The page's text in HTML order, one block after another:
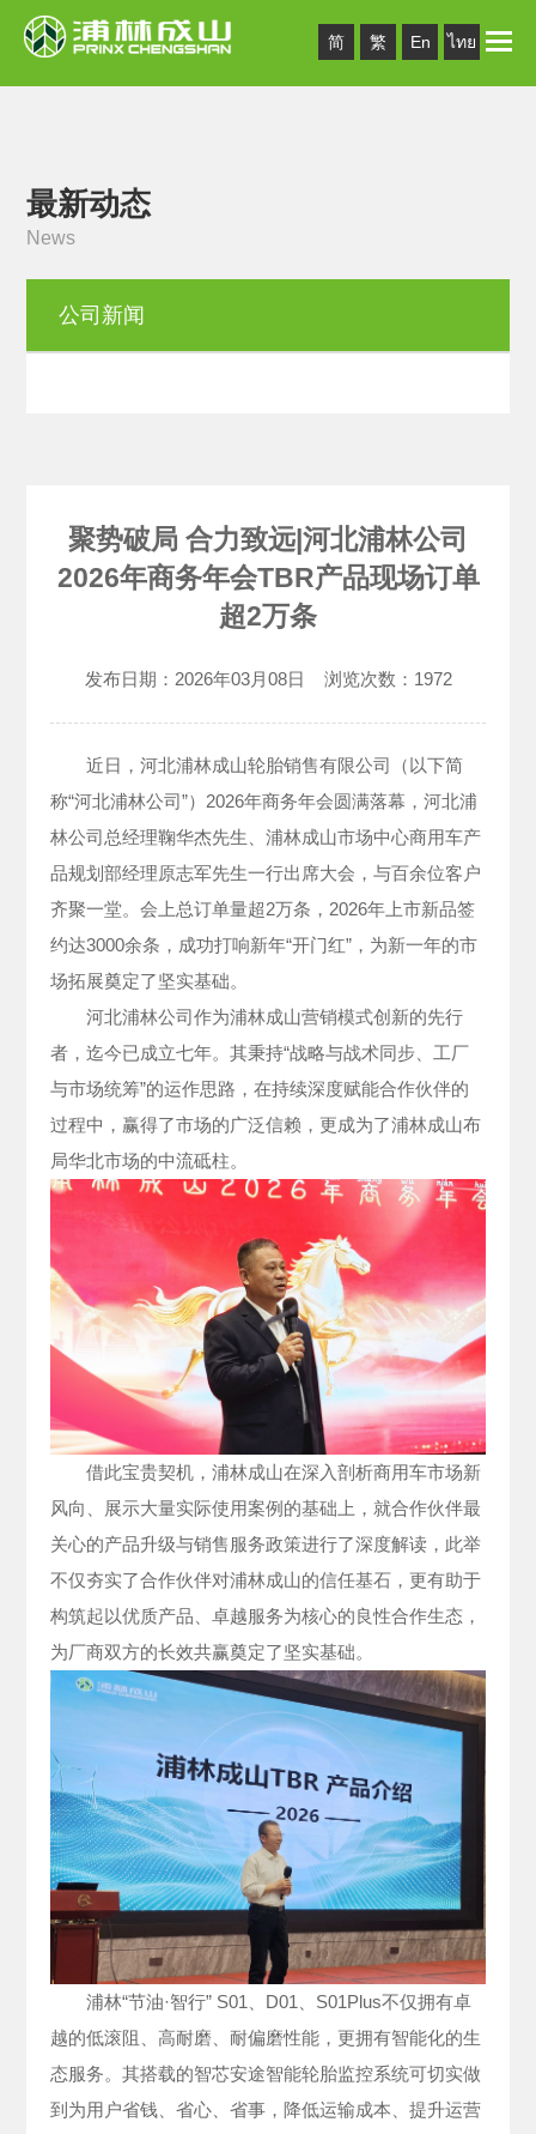
简 繁 En ไทย Toggle
最新动态
News
公司新闻
聚势破局 合力致远|河北浦林公司
2026年商务年会TBR产品现场订单
超2万条
发布日期： 2026年03月08日 浏览次数： 1972
近日，河北浦林成山轮胎销售有限公司（以下简
称“河北浦林公司”）2026年商务年会圆满落幕，河北浦
林公司总经理鞠华杰先生、浦林成山市场中心商用车产
品规划部经理原志军先生一行出席大会，与百余位客户
齐聚一堂。会上总订单量超2万条，2026年上市新品签
约达3000余条，成功打响新年“开门红”，为新一年的市
场拓展奠定了坚实基础。
河北浦林公司作为浦林成山营销模式创新的先行
者，迄今已成立七年。其秉持“战略与战术同步、工厂
与市场统筹”的运作思路，在持续深度赋能合作伙伴的
过程中，赢得了市场的广泛信赖，更成为了浦林成山布
局华北市场的中流砥柱。
借此宝贵契机，浦林成山在深入剖析商用车市场新
风向、展示大量实际使用案例的基础上，就合作伙伴最
关心的产品升级与销售服务政策进行了深度解读，此举
不仅夯实了合作伙伴对浦林成山的信任基石，更有助于
构筑起以优质产品、卓越服务为核心的良性合作生态，
为厂商双方的长效共赢奠定了坚实基础。
浦林“节油·智行” S01、D01、S01Plus不仅拥有卓
越的低滚阻、高耐磨、耐偏磨性能，更拥有智能化的生
态服务。其搭载的智芯安途智能轮胎监控系统可切实做
到为用户省钱、省心、省事，降低运输成本、提升运营